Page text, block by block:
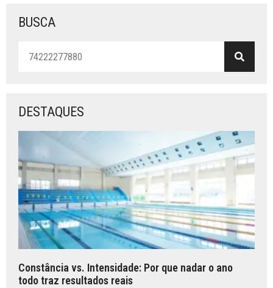
BUSCA
DESTAQUES
Constância vs. Intensidade: Por que nadar o ano
todo traz resultados reais